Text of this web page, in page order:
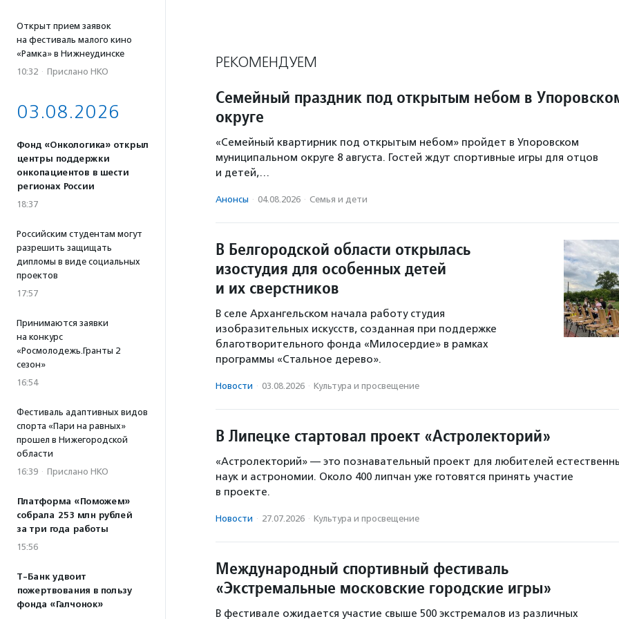
Открыт прием заявок
на фестиваль малого кино
«Рамка» в Нижнеудинске
10:32 · Прислано НКО
03.08.2026
Фонд «Онкологика» открыл
центры поддержки
онкопациентов в шести
регионах России
18:37
Российским студентам могут
разрешить защищать
дипломы в виде социальных
проектов
17:57
Принимаются заявки
на конкурс
«Росмолодежь.Гранты 2
сезон»
16:54
Фестиваль адаптивных видов
спорта «Пари на равных»
прошел в Нижегородской
области
16:39 · Прислано НКО
Платформа «Поможем»
собрала 253 млн рублей
за три года работы
15:56
Т-Банк удвоит
пожертвования в пользу
фонда «Галчонок»
РЕКОМЕНДУЕМ
Семейный праздник под открытым небом в
округе
«Семейный квартирник под открытым небом» пройдет в Упоровском
муниципальном округе 8 августа. Гостей ждут спортивные игры для отцов
и детей,…
Анонсы · 04.08.2026 · Семья и дети
В Белгородской области открылась
изостудия для особенных детей
и их сверстников
В селе Архангельском начала работу студия
изобразительных искусств, созданная при поддержке
благотворительного фонда «Милосердие» в рамках
программы «Стальное дерево».
Новости · 03.08.2026 · Культура и просвещение
В Липецке стартовал проект «Астролекторий»
«Астролекторий» — это познавательный проект для любителей
наук и астрономии. Около 400 липчан уже готовятся принять участие
в проекте.
Новости · 27.07.2026 · Культура и просвещение
Международный спортивный фестиваль
«Экстремальные московские городские игры»
В фестивале ожидается участие свыше 500 экстремалов из различных